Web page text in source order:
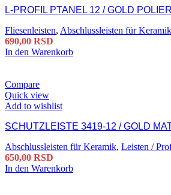
L-PROFIL PTANEL 12 / GOLD
Fliesenleisten, Abschlussleisten für Keramik
690,00 RSD
In den Warenkorb
Compare
Quick view
Add to wishlist
SCHUTZLEISTE 3419-12 / GOLD
Abschlussleisten für Keramik, Leisten /
650,00 RSD
In den Warenkorb